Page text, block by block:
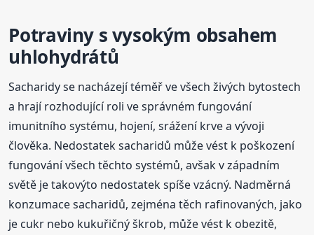
Potravinys vysokým obsahem
uhlohydrátů
Sacharidy se nacházejí téměř ve všech živých bytostech
a hrají rozhodující roli ve správném fungování
imunitního systému, hojení, srážení krve a vývoji
člověka. Nedostatek sacharidů může vést k poškození
fungování všech těchto systémů, avšak v západním
světě je takovýto nedostatek spíše vzácný. Nadměrná
konzumace sacharidů, zejména těch rafinovaných, jako
je cukr nebo kukuřičný škrob, může vést k obezitě,